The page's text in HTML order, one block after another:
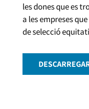
les dones que es
a les empreses
de selecció